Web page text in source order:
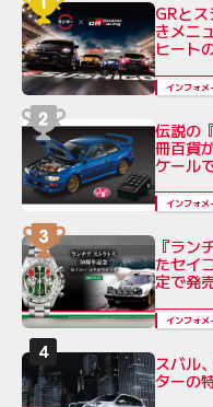
GRと
きメニ
ヒート
インフォメ
伝説の
冊百貨
ケール
インフォメ
『ラン
たセイ
定で発
インフォメ
スバル
ターの